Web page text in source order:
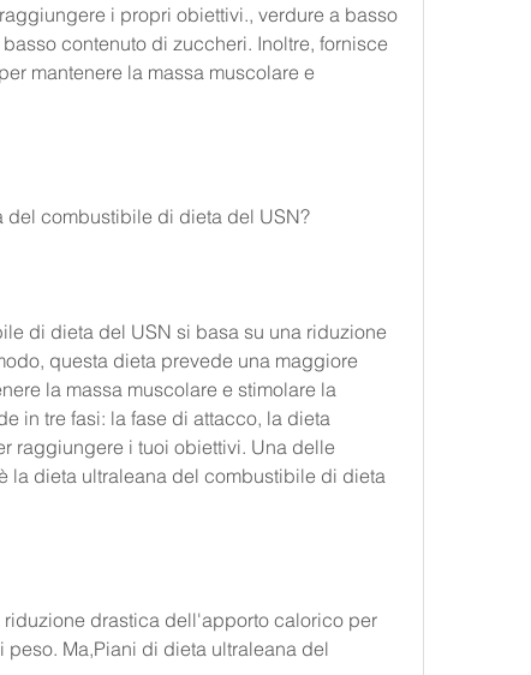
i propri obiettivi., verdure a basso
contenuto di zuccheri. Inoltre, fornisce
mantenere la massa muscolare e
del combustibile di dieta del USN?
di dieta del USN si basa su una riduzione
questa dieta prevede una maggiore
la massa muscolare e stimolare la
in tre fasi: la fase di attacco, la dieta
raggiungere i tuoi obiettivi. Una delle
la dieta ultraleana del combustibile di dieta
drastica dell'apporto calorico per
Ma,Piani di dieta ultraleana del